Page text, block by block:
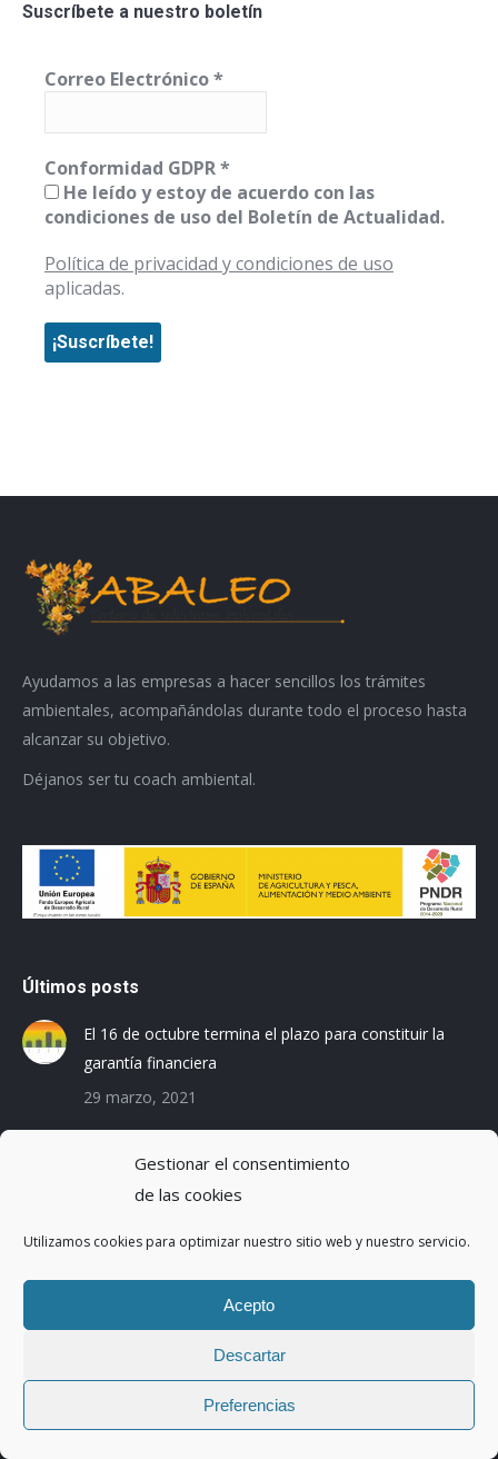
Gestionar el consentimiento
de las cookies
Utilizamos cookies para optimizar nuestro sitio web y nuestro servicio.
Acepto
Descartar
Preferencias
Suscríbete a nuestro boletín
Correo Electrónico*
Conformidad GDPR*
He leído y estoy de acuerdo con las
condiciones de uso del Boletín de Actualidad.
Política de privacidad y condiciones de uso
aplicadas.
Ayudamos a las empresas a hacer sencillos los trámites
ambientales, acompañándolas durante todo el proceso hasta
alcanzar su objetivo.
Déjanos ser tu coach ambiental.
Últimos posts
El 16 de octubre termina el plazo para constituir la
garantía financiera
29 marzo, 2021
de la Huella de Carbono
3 diciembre, 2019
Reduciendo la Huella Hídrica en una planta de
montaje de coches
Copyright ©2017 | Abaleo S.L. | Todos los derechos reservados.
Menu legal